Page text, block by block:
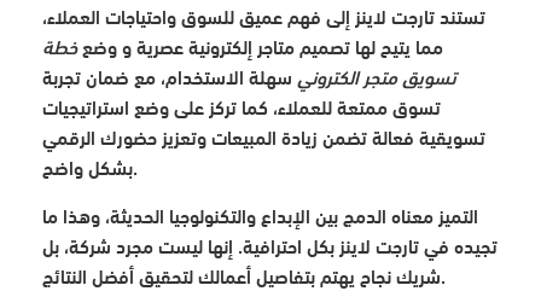
تستند تارجت لاينز إلى فهم عميق للسوق واحتياجات العملاء،
مما يتيح لها تصميم متاجر إلكترونية عصرية و وضعخطة
تسويق متجر الكتروني سهلة الاستخدام، مع ضمان تجربة
تسوق ممتعة للعملاء، كما تركز على وضع استراتيجيات
تسويقية فعالة تضمن زيادة المبيعات وتعزيز حضورك الرقمي
بشكل واضح.
التميز معناه الدمج بين الإبداع والتكنولوجيا الحديثة، وهذا ما
تجيده في تارجت لاينز بكل احترافية. إنها ليست مجرد شركة، بل
شريك نجاح يهتم بتفاصيل أعمالك لتحقيق أفضل النتائج.